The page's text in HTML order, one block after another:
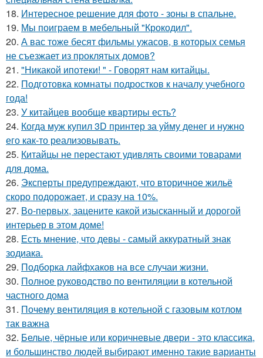
18. Интересное решение для фото - зоны в спальне.
19. Мы поиграем в мебельный "Крокодил".
20. А вас тоже бесят фильмы ужасов, в которых семья
не съезжает из проклятых домов?
21. "Никакой ипотеки! " - Говорят нам китайцы.
22. Подготовка комнаты подростков к началу учебного
года!
23. У китайцев вообще квартиры есть?
24. Когда муж купил 3D принтер за уйму денег и нужно
его как-то реализовывать.
25. Китайцы не перестают удивлять своими товарами
для дома.
26. Эксперты предупреждают, что вторичное жильё
скоро подорожает, и сразу на 10%.
27. Во-первых, зацените какой изысканный и дорогой
интерьер в этом доме!
28. Есть мнение, что девы - самый аккуратный знак
зодиака.
29. Подборка лайфхаков на все случаи жизни.
30. Полное руководство по вентиляции в котельной
частного дома
31. Почему вентиляция в котельной с газовым котлом
так важна
32. Белые, чёрные или коричневые двери - это классика,
и большинство людей выбирают именно такие варианты